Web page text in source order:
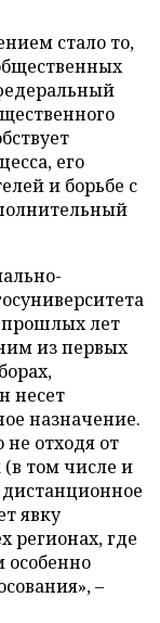
стало то,
его
и борьбе с
лет
из первых
несет
назначение.
отходя от
(в том числе и
явку
регионах, где
–